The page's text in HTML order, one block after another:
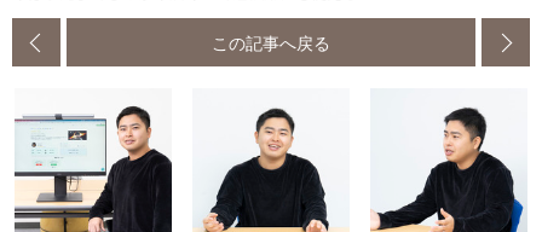
この記事へ戻る